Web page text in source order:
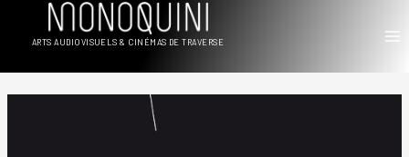
ARTS AUDIOVISUELS & CINÉMAS DE TRAVERSE